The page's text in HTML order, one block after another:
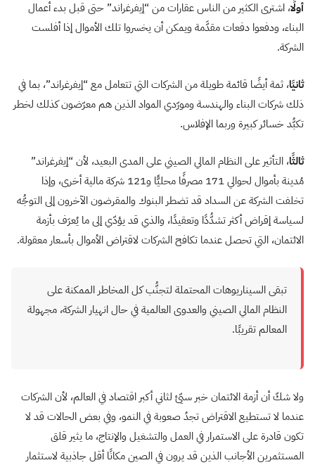
أولًا، اشترى الكثير من الناس عقارات من “إيفرغراند” حتى قبل بدء أعمال
البناء، ودفعوا دفعات مقدَّمة ويمكن أن يخسروا تلك الأموال إذا أفلست
الشركة.
ثانيًا، ثمة أيضًا قائمة طويلة من الشركات التي تتعامل مع “إيفرغراند”، بما في
ذلك شركات البناء والهندسة ومورّدي المواد الذين هم معرّضون كذلك لخطر
تكبُّد خسائر كبيرة وربما الإفلاس.
ثالثًا، التأثير على النظام المالي الصيني على المدى البعيد، لأن “إيفرغراند”
مُدينة بأموال لحوالي 171 مصرفًا محليًّا و121 شركة مالية أخرى، وإذا
تخلفت الشركة عن السداد قد تضطر البنوك والمقرضون الآخرون إلى التوجُّه
لسياسة إقراض أكثر تشدُّدًا وتعقيدًا، والذي قد يؤدّي إلى ما يُعرَف بأزمة
الائتمان، التي تحصل عندما تكافح الشركات لاقتراض الأموال بأسعار معقولة.
تبقى السيناريوهات المحتملة لتجنُّب كل المخاطر الممكنة على
النظام المالي الصيني والعدوى العالمية في حال انهيار الشركة، مجهولة
المعالم تقريبًا.
ولا شكّ أن أزمة الائتمان خبر سيّئ لثاني أكبر اقتصاد في العالم، لأن الشركات
عندما لا تستطيع الاقتراض تجدُ صعوبة في النمو، وفي بعض الحالات قد لا
تكون قادرة على الاستمرار في العمل والتشغيل والإنتاج، ما يثير قلق
المستثمرين الأجانب الذين قد يرون في الصين مكانًا أقل جاذبية لاستثمار